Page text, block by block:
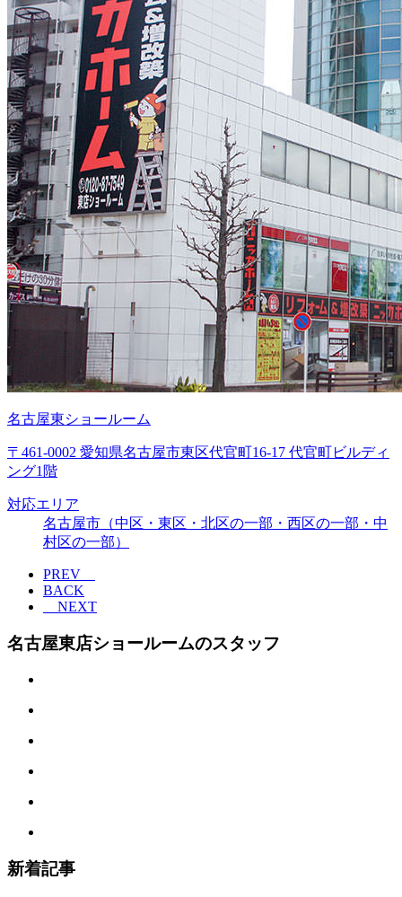
名古屋東ショールーム
〒461-0002 愛知県名古屋市東区代官町16-17 代官町ビルディ
ング1階
対応エリア
名古屋市（中区・東区・北区の一部・西区の一部・中
村区の一部）
PREV
BACK
NEXT
名古屋東店ショールームのスタッフ
新着記事